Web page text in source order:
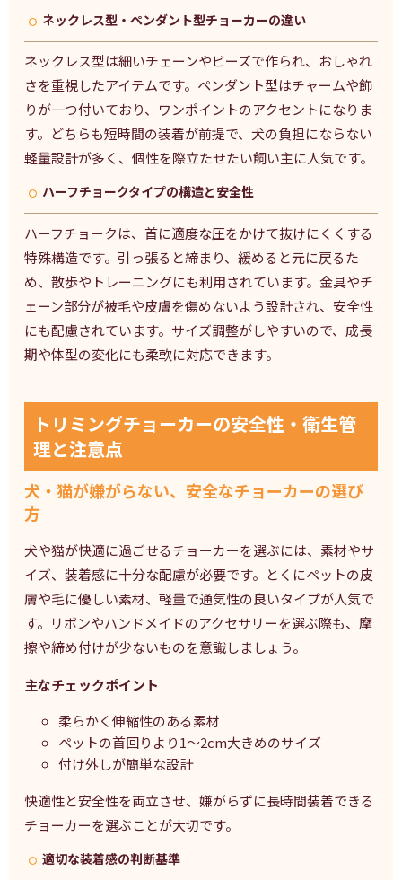
ネックレス型・ペンダント型チョーカーの違い
ネックレス型は細いチェーンやビーズで作られ、おしゃれ
さを重視したアイテムです。ペンダント型はチャームや飾
りが一つ付いており、ワンポイントのアクセントになりま
す。どちらも短時間の装着が前提で、犬の負担にならない
軽量設計が多く、個性を際立たせたい飼い主に人気です。
ハーフチョークタイプの構造と安全性
ハーフチョークは、首に適度な圧をかけて抜けにくくする
特殊構造です。引っ張ると締まり、緩めると元に戻るた
め、散歩やトレーニングにも利用されています。金具やチ
ェーン部分が被毛や皮膚を傷めないよう設計され、安全性
にも配慮されています。サイズ調整がしやすいので、成長
期や体型の変化にも柔軟に対応できます。
トリミングチョーカーの安全性・衛生管
理と注意点
犬・猫が嫌がらない、安全なチョーカーの選び
方
犬や猫が快適に過ごせるチョーカーを選ぶには、素材やサ
イズ、装着感に十分な配慮が必要です。とくにペットの皮
膚や毛に優しい素材、軽量で通気性の良いタイプが人気で
す。リボンやハンドメイドのアクセサリーを選ぶ際も、摩
擦や締め付けが少ないものを意識しましょう。
主なチェックポイント
柔らかく伸縮性のある素材
ペットの首回りより1～2cm大きめのサイズ
付け外しが簡単な設計
快適性と安全性を両立させ、嫌がらずに長時間装着できる
チョーカーを選ぶことが大切です。
適切な装着感の判断基準